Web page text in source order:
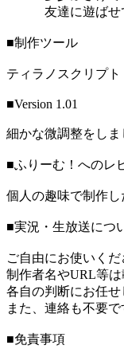
友達に遊ばせて
■制作ツール
ティラノスクリプト
■Version 1.01
細かな微調整をしま
■ふりーむ！へのレ
個人の趣味で制作
■実況・生放送につ
ご自由にお使いくだ
制作者名やURL等は
各自の判断にお任せ
また、連絡も不要で
■免責事項